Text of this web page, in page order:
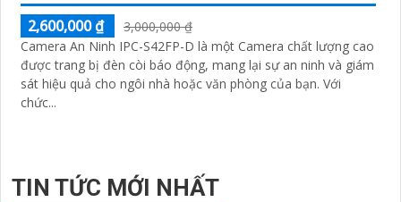
2,600,000 ₫
3,000,000 ₫
Camera An Ninh IPC-S42FP-D là một Camera chất lượng cao
được trang bị đèn còi báo động, mang lại sự an ninh và giám
sát hiệu quả cho ngôi nhà hoặc văn phòng của bạn. Với
chức...
TIN TỨC MỚI NHẤT